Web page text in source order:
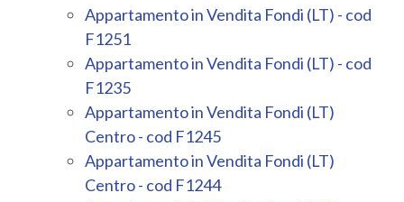
Appartamento in Vendita Fondi (LT) - cod
F1251
Appartamento in Vendita Fondi (LT) - cod
F1235
Appartamento in Vendita Fondi (LT)
Centro - cod F1245
Appartamento in Vendita Fondi (LT)
Centro - cod F1244